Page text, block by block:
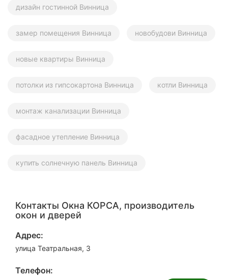
дизайн гостинной Винница
замер помещения Винница новобудови Винница
новые квартиры Винница
потолки из гипсокартона Винница котли Винница
монтаж канализации Винница
фасадное утепление Винница
купить солнечную панель Винница
Контакты Окна КОРСА, производитель
окон и дверей
Адрес:
улица Театральная, 3
Телефон: